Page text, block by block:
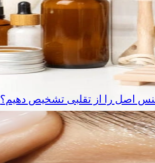
اصل را از تقلبی تشخیص دهیم؟